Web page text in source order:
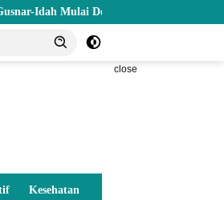
Dorong Ekonomi Gorontalo
close
Kesehatan